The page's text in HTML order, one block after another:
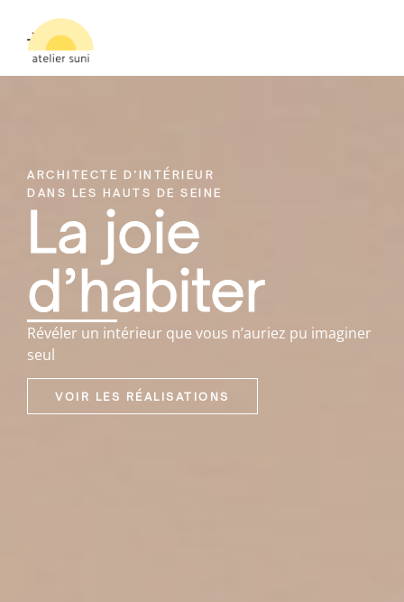
ARCHITECTE D’INTÉRIEUR
DANS LES HAUTS DE SEINE
La joie
d’habiter
Révéler un intérieur que vous n’auriez pu imaginer
seul
VOIR LES RÉALISATIONS